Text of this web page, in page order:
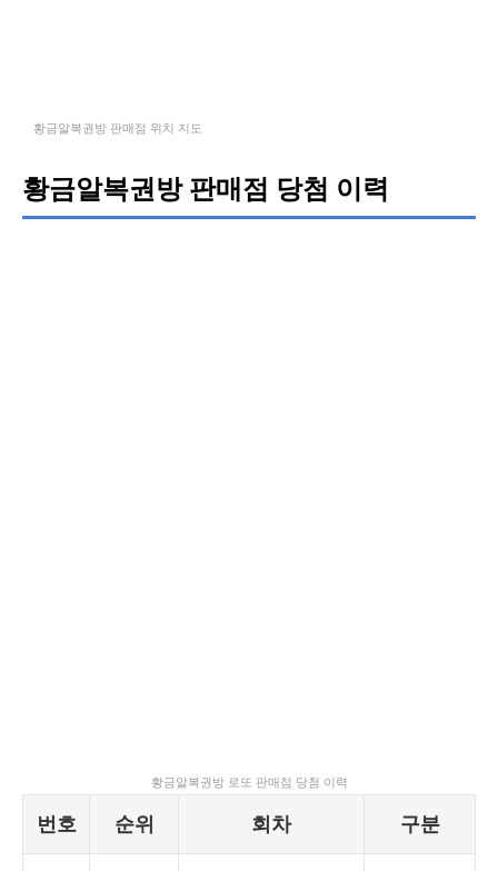
황금알복권방 판매점 위치 지도
황금알복권방 판매점 당첨 이력
황금알복권방 로또 판매점 당첨 이력
번호 순위 회차 구분